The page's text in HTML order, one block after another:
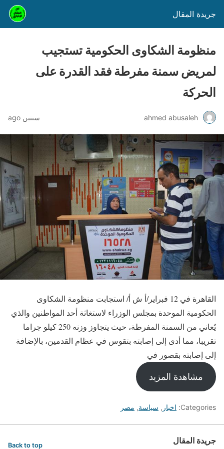
جريدة المقال
منظومة الشكاوى الحكومية تستجيب
لمريض سمنة مفرطة فقد القدرة على
الحركة
ahmed abusaleh سنتين ago
القاهرة في 12 فبراير/أ ش أ/ استجابت منظومة الشكاوى
الحكومية الموحدة بمجلس الوزراء لاستغاثة أحد المواطنين والذي
يُعاني من السمنة المفرطة، حيث يتجاوز وزنه 250 كيلو جراما
تقريبا، مما أدى إلى إصابته بتقوس في عظام القدمين، بالإضافة
إلى إصابته بقصور في
مشاهدة المزيد
Categories: اخبار , سياسة, مصر
جريدة المقال Back to top